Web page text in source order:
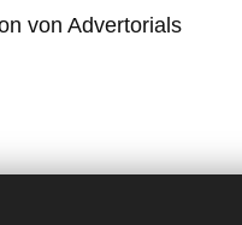
von Advertorials